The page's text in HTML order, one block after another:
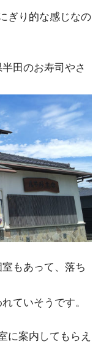
ぎり的な感じなの
田のお寿司やさ
もあって、落ち
ていそうです。
に案内してもらえ